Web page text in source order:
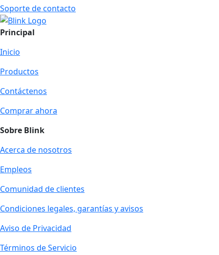
Soporte de contacto
Principal
Inicio
Productos
Contáctenos
Comprar ahora
Sobre Blink
Acerca de nosotros
Empleos
Comunidad de clientes
Condiciones legales, garantías y avisos
Aviso de Privacidad
Términos de Servicio